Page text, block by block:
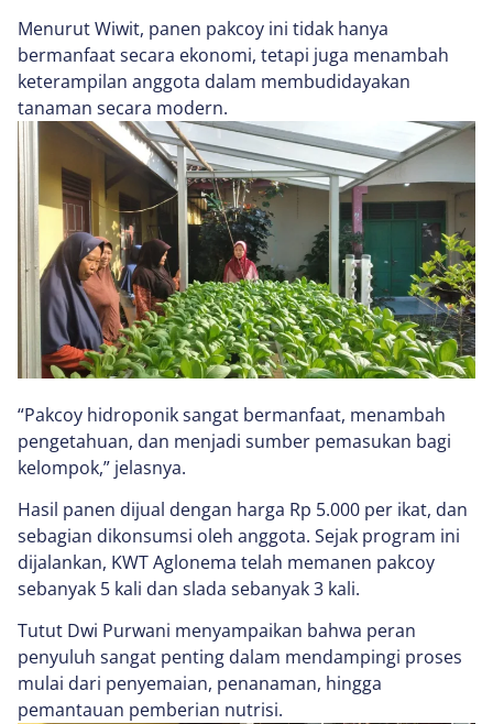
Menurut Wiwit, panen pakcoy ini tidak hanya
bermanfaat secara ekonomi, tetapi juga menambah
keterampilan anggota dalam membudidayakan
tanaman secara modern.
“Pakcoy hidroponik sangat bermanfaat, menambah
pengetahuan, dan menjadi sumber pemasukan bagi
kelompok,” jelasnya.
Hasil panen dijual dengan harga Rp 5.000 per ikat, dan
sebagian dikonsumsi oleh anggota. Sejak program ini
dijalankan, KWT Aglonema telah memanen pakcoy
sebanyak 5 kali dan slada sebanyak 3 kali.
Tutut Dwi Purwani menyampaikan bahwa peran
penyuluh sangat penting dalam mendampingi proses
mulai dari penyemaian, penanaman, hingga
pemantauan pemberian nutrisi.